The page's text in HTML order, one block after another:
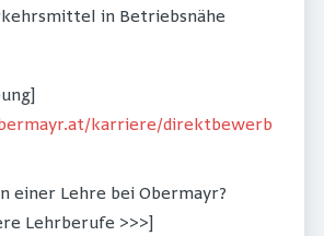
in Betriebsnähe
karriere/direktbewerb
einer Lehre bei Obermayr?
Lehrberufe >>>]